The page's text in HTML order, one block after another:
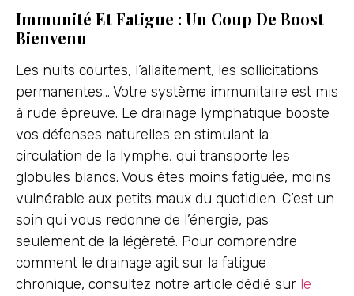
Immunité Et Fatigue : Un Coup De Boost
Bienvenu
Les nuits courtes, l’allaitement, les sollicitations
permanentes… Votre système immunitaire est mis
à rude épreuve. Le drainage lymphatique booste
vos défenses naturelles en stimulant la
circulation de la lymphe, qui transporte les
globules blancs. Vous êtes moins fatiguée, moins
vulnérable aux petits maux du quotidien. C’est un
soin qui vous redonne de l’énergie, pas
seulement de la légèreté. Pour comprendre
comment le drainage agit sur la fatigue
chronique, consultez notre article dédié sur le